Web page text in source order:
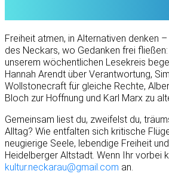
Freiheit atmen, in Alternativen denken
des Neckars, wo Gedanken frei
unserem wöchentlichen Lesekreis
Hannah Arendt über Verantwortung,
Wollstonecraft für gleiche Rechte,
Bloch zur Hoffnung und Karl Marx zu
Gemeinsam liest du, zweifelst du,
Alltag? Wie entfalten sich kritische
neugierige Seele, lebendige Freiheit
Heidelberger Altstadt. Wenn Ihr vorbei
kultur.neckarau@gmail.com an.